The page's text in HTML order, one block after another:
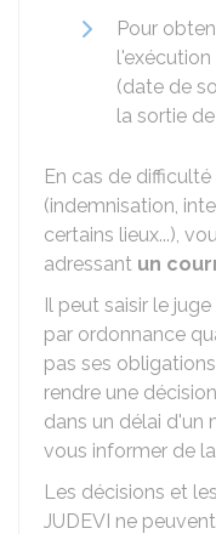
Pour
(date de
la sortie de
En cas de
(indemnisation,
certains lieux...),
adressant un
Il peut saisir le
par ordonnance
pas ses
rendre une
dans un délai d'un
vous informer de
Les décisions et
JUDEVI ne